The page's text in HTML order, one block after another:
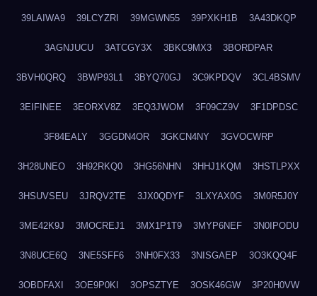
39LAIWA9 39LCYZRI 39MGWN55 39PXKH1B 3A43DKQP
3AGNJUCU 3ATCGY3X 3BKC9MX3 3BORDPAR
3BVH0QRQ 3BWP93L1 3BYQ70GJ 3C9KPDQV 3CL4BSMV
3EIFINEE 3EORXV8Z 3EQ3JWOM 3F09CZ9V 3F1DPDSC
3F84EALY 3GGDN4OR 3GKCN4NY 3GVOCWRP
3H28UNEO 3H92RKQ0 3HG56NHN 3HHJ1KQM 3HSTLPXX
3HSUVSEU 3JRQV2TE 3JX0QDYF 3LXYAX0G 3M0R5J0Y
3ME42K9J 3MOCREJ1 3MX1P1T9 3MYP6NEF 3N0IPODU
3N8UCE6Q 3NE5SFF6 3NH0FX33 3NISGAEP 3O3KQQ4F
3OBDFAXI 3OE9P0KI 3OPSZTYE 3OSK46GW 3P20H0VW